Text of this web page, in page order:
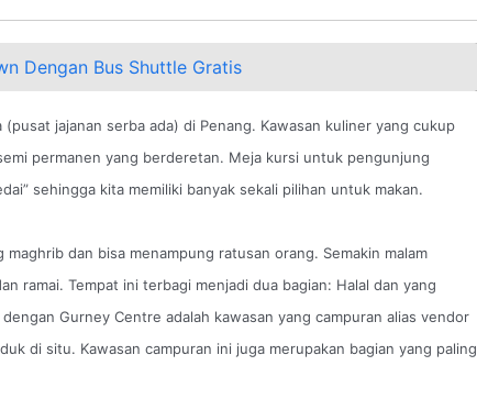
Dengan Bus Shuttle Gratis
jajanan serba ada) di Penang. Kawasan kuliner yang cukup
permanen yang berderetan. Meja kursi untuk pengunjung
sehingga kita memiliki banyak sekali pilihan untuk makan.
dan bisa menampung ratusan orang. Semakin malam
ramai. Tempat ini terbagi menjadi dua bagian: Halal dan yang
Gurney Centre adalah kawasan yang campuran alias vendor
di situ. Kawasan campuran ini juga merupakan bagian yang paling